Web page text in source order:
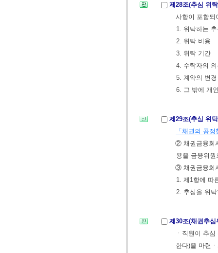
제28조(추심 위
사항이 포함되
1. 위탁하는
2. 위탁 비용
3. 위탁 기간
4. 수탁자의
5. 계약의 변
6. 그 밖에 개
제29조(추심 위
「채권의 공
② 채권금융회
용을 금융위
③ 채권금융회
1. 제1항에 따
2. 추심을 위
제30조(채권추
ㆍ직원이 추
한다)을 마련